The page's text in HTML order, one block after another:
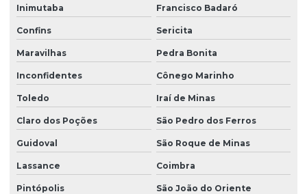
Inimutaba Francisco Badaró
Confins Sericita
Maravilhas Pedra Bonita
Inconfidentes Cônego Marinho
Toledo Iraí de Minas
Claro dos Poções São Pedro dos Ferros
Guidoval São Roque de Minas
Lassance Coimbra
Pintópolis São João do Oriente